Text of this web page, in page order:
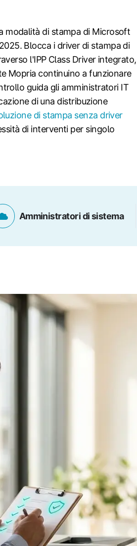
modalità di stampa di Microsoft
Blocca i driver di stampa di
l'IPP Class Driver integrato,
Mopria continuino a funzionare
guida gli amministratori IT
di una distribuzione
di stampa senza driver
di interventi per singolo
Amministratori di sistema